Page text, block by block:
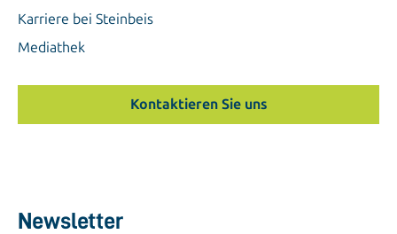
Karriere bei Steinbeis
Mediathek
Kontaktieren Sie uns
Newsletter